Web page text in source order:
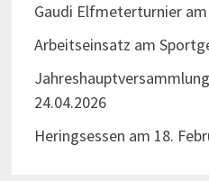
Gaudi Elfmeterturnier am
Arbeitseinsatz am
24.04.2026
Heringsessen am 18.